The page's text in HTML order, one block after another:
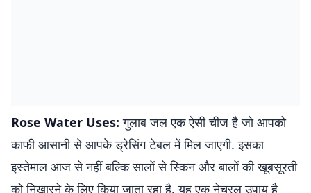
Rose Water Uses: गुलाब जल एक ऐसी चीज है जो आपको
काफी आसानी से आपके ड्रेसिंग टेबल में मिल जाएगी. इसका
इस्तेमाल आज से नहीं बल्कि सालों से स्किन और बालों की खूबसूरती
को निखारने के लिए किया जाता रहा है. यह एक नेचुरल उपाय है